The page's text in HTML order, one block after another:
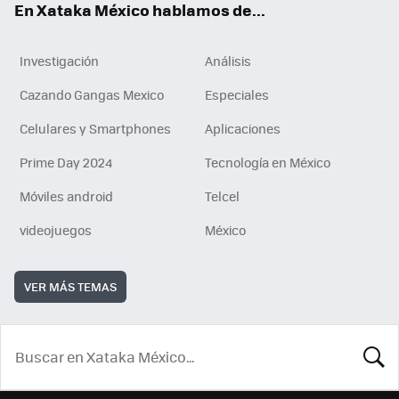
En Xataka México hablamos de...
Investigación
Análisis
Cazando Gangas Mexico
Especiales
Celulares y Smartphones
Aplicaciones
Prime Day 2024
Tecnología en México
Móviles android
Telcel
videojuegos
México
VER MÁS TEMAS